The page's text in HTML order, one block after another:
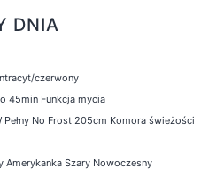
DNIA
czerwony
45min Funkcja mycia
No Frost 205cm Komora świeżości
Amerykanka Szary Nowoczesny